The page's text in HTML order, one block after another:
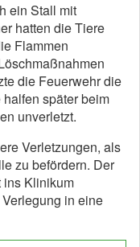
ein Stall mit
hatten die Tiere
Flammen
die Feuerwehr die
später beim
unverletzt.
Verletzungen, als
zu befördern. Der
ins Klinikum
in eine